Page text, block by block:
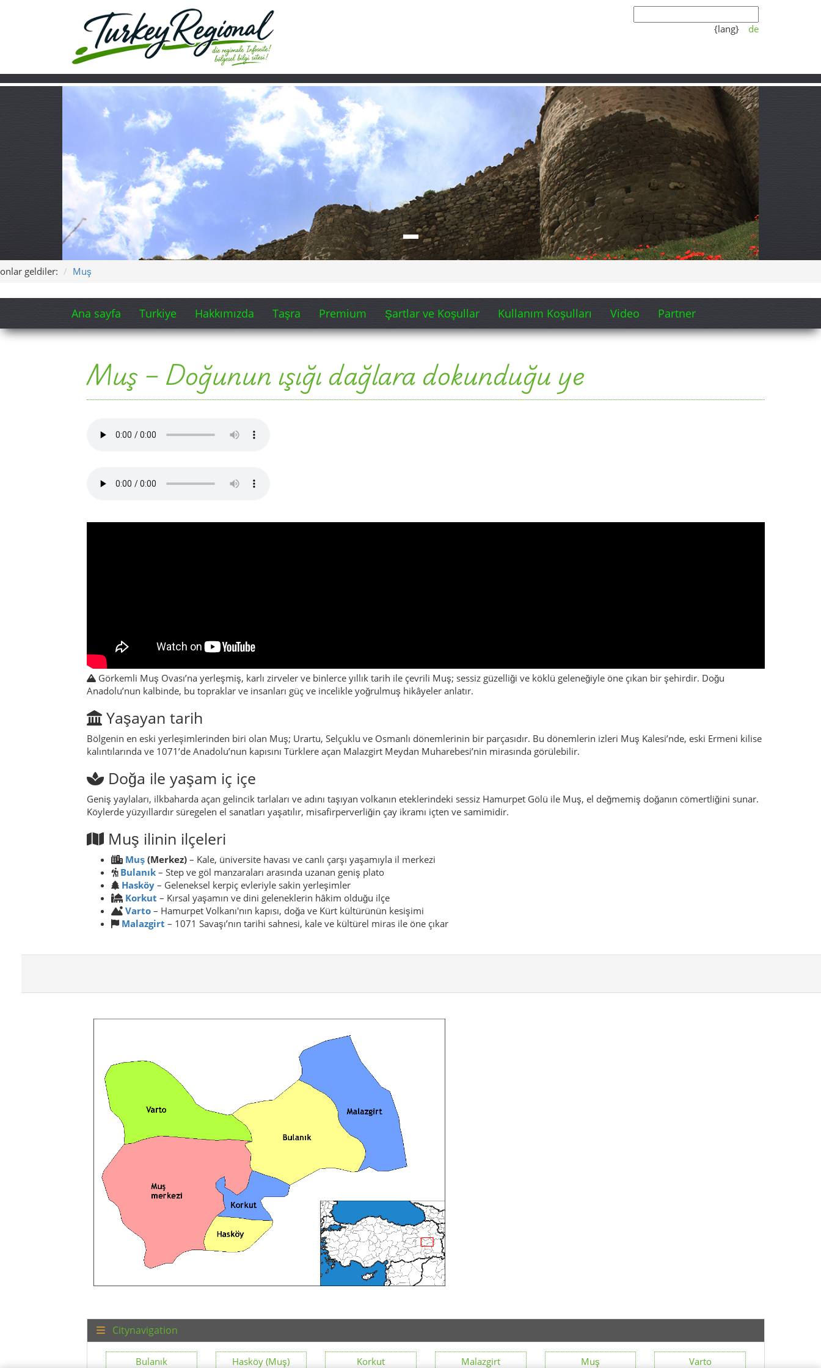
{lang} de
onlar geldiler: Muş
Ana sayfa Turkiye Hakkımızda Taşra Premium Şartlar ve Koşullar Kullanım Koşulları Video Partner
Muş – Doğunun ışığı dağlara dokunduğu ye
Görkemli Muş Ovası’na yerleşmiş, karlı zirveler ve binlerce yıllık tarih ile çevrili Muş; sessiz güzelliği ve köklü geleneğiyle öne çıkan bir şehirdir. Doğu
Anadolu’nun kalbinde, bu topraklar ve insanları güç ve incelikle yoğrulmuş hikâyeler anlatır.
Yaşayan tarih
Bölgenin en eski yerleşimlerinden biri olan Muş; Urartu, Selçuklu ve Osmanlı dönemlerinin bir parçasıdır. Bu dönemlerin izleri Muş Kalesi’nde, eski Ermeni kilise
kalıntılarında ve 1071’de Anadolu’nun kapısını Türklere açan Malazgirt Meydan Muharebesi’nin mirasında görülebilir.
Doğa ile yaşam iç içe
Geniş yaylaları, ilkbaharda açan gelincik tarlaları ve adını taşıyan volkanın eteklerindeki sessiz Hamurpet Gölü ile Muş, el değmemiş doğanın cömertliğini sunar.
Köylerde yüzyıllardır süregelen el sanatları yaşatılır, misafirperverliğin çay ikramı içten ve samimidir.
Muş ilinin ilçeleri
Muş (Merkez) – Kale, üniversite havası ve canlı çarşı yaşamıyla il merkezi
Bulanık – Step ve göl manzaraları arasında uzanan geniş plato
Hasköy – Geleneksel kerpiç evleriyle sakin yerleşimler
Korkut – Kırsal yaşamın ve dini geleneklerin hâkim olduğu ilçe
Varto – Hamurpet Volkanı'nın kapısı, doğa ve Kürt kültürünün kesişimi
Malazgirt – 1071 Savaşı’nın tarihi sahnesi, kale ve kültürel miras ile öne çıkar
Citynavigation
Bulanık Hasköy (Muş) Korkut Malazgirt Muş Varto